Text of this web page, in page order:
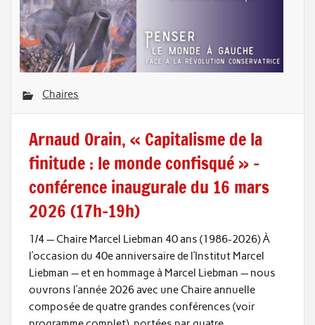
Chaires
Arnaud Orain, « Capitalisme de la
finitude : le monde confisqué » –
conférence inaugurale du 16 mars
2026 (17h-19h)
1/4 — Chaire Marcel Liebman 40 ans (1986-2026) À
l’occasion du 40e anniversaire de l’Institut Marcel
Liebman — et en hommage à Marcel Liebman — nous
ouvrons l’année 2026 avec une Chaire annuelle
composée de quatre grandes conférences (voir